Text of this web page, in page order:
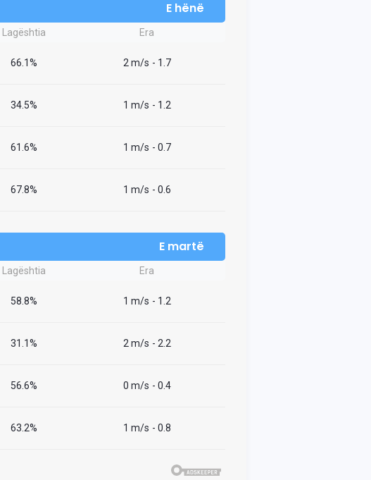
E hënë
Lagështia Era
66.1% 2 m/s - 1.7
34.5% 1 m/s - 1.2
61.6% 1 m/s - 0.7
67.8% 1 m/s - 0.6
E martë
Lagështia Era
58.8% 1 m/s - 1.2
31.1% 2 m/s - 2.2
56.6% 0 m/s - 0.4
63.2% 1 m/s - 0.8